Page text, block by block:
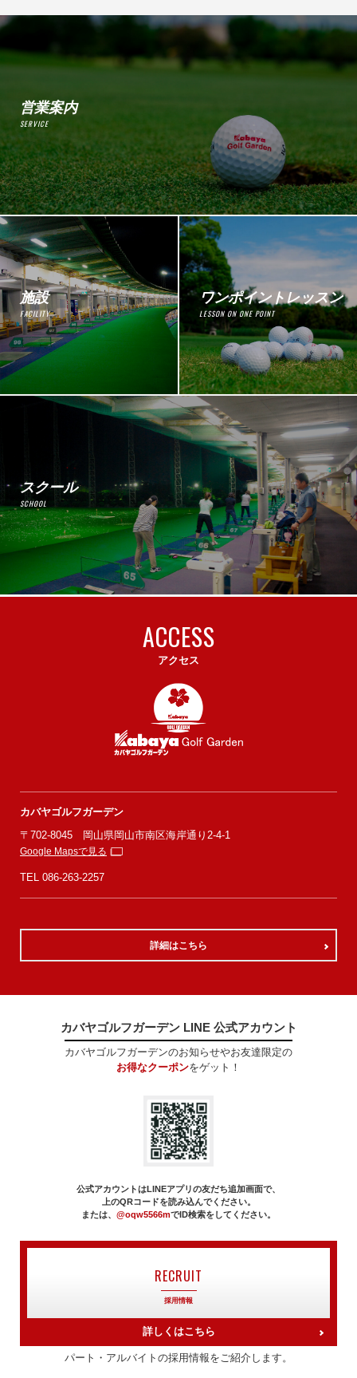
営業案内
SERVICE
施設
FACILITY
ワンポイントレッスン
LESSON ON ONE POINT
スクール
SCHOOL
ACCESS
アクセス
カバヤゴルフガーデン
〒702-8045 岡山県岡山市南区海岸通り2-4-1
Google Mapsで見る
TEL 086-263-2257
詳細はこちら
カバヤゴルフガーデン LINE 公式アカウント
カバヤゴルフガーデンのお知らせやお友達限定の
お得なクーポンをゲット！
公式アカウントはLINEアプリの友だち追加画面で、
上のQRコードを読み込んでください。
または、 @oqw5566mでID検索をしてください。
RECRUIT
採用情報
詳しくはこちら
パート・アルバイトの採用情報をご紹介します。